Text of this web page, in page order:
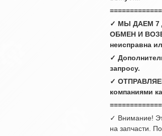
✓ МЫ ДАЕМ 7
ОБМЕН И
неисправна
✓
запросу.
✓
компаниями
✓ Внимание!
на запчасти.